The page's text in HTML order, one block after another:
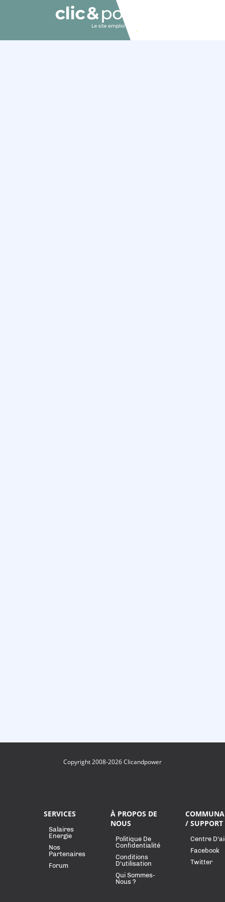
Copyright 2008-2026 Clicandpower
SERVICES
Salaires
Energie
Nos
Partenaires
Forum
À PROPOS DE
NOUS
Politique De
Confidentialité
Conditions
D'utilisation
Qui Sommes-
Nous ?
/ SUPPORT
Centre
Facebook
Twitter